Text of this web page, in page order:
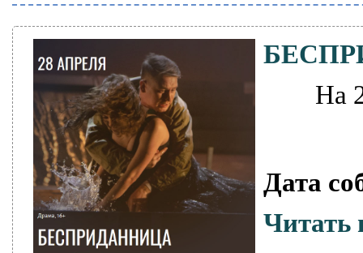
На
Дата
Читать